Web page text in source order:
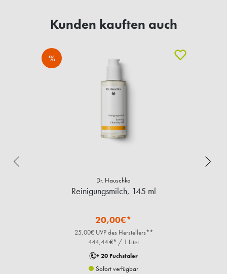
Kunden kauften auch
%
Dr. Hauschka
Reinigungsmilch, 145 ml
20,00€*
25,00€ UVP des Herstellers**
444,44 €* / 1 Liter
+ 20 Fuchstaler
Sofort verfügbar